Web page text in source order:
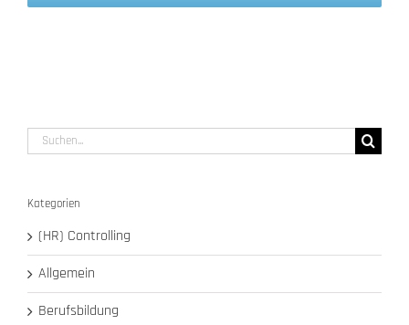
Suche
nach:
Kategorien
(HR) Controlling
Allgemein
Berufsbildung